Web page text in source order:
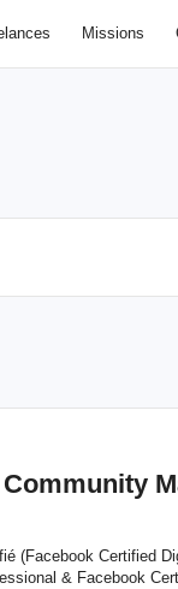
Missions
(Facebook Certified
& Facebook